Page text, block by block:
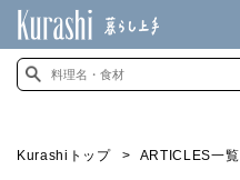
Kurashiトップ ARTICLES一覧